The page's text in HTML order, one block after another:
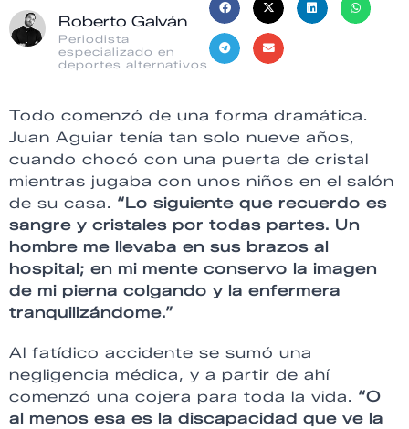
Roberto Galván
Periodista
especializado en
deportes alternativos
Todo comenzó de una forma dramática.
Juan Aguiar tenía tan solo nueve años,
cuando chocó con una puerta de cristal
mientras jugaba con unos niños en el salón
de su casa. “Lo siguiente que recuerdo es
sangre y cristales por todas partes. Un
hombre me llevaba en sus brazos al
hospital; en mi mente conservo la imagen
de mi pierna colgando y la enfermera
tranquilizándome.”
Al fatídico accidente se sumó una
negligencia médica, y a partir de ahí
comenzó una cojera para toda la vida. “O
al menos esa es la discapacidad que ve la